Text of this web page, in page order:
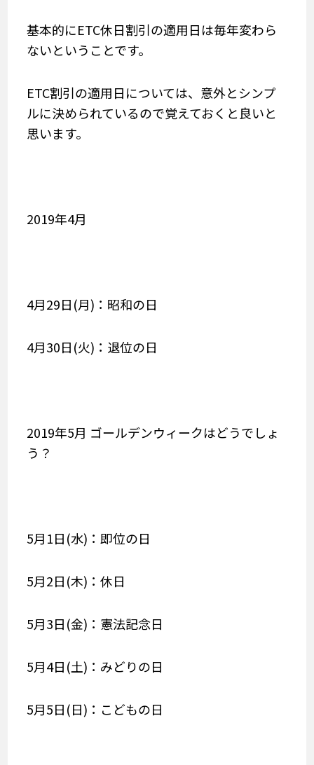
基本的にETC休日割引の適用日は毎年変わら
ないということです。
ETC割引の適用日については、意外とシンプ
ルに決められているので覚えておくと良いと
思います。
2019年4月
4月29日(月)：昭和の日
4月30日(火)：退位の日
2019年5月 ゴールデンウィークはどうでしょ
う？
5月1日(水)：即位の日
5月2日(木)：休日
5月3日(金)：憲法記念日
5月4日(土)：みどりの日
5月5日(日)：こどもの日